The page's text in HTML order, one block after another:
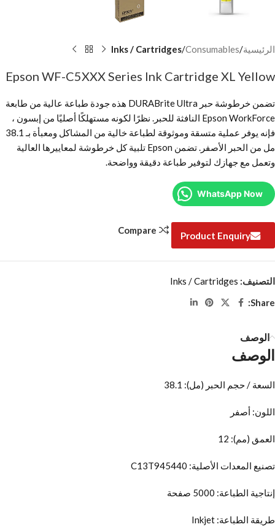
الرئيسية Consumables
Inks / Cartridges
Epson WF-C5XXX Series Ink Cartridge XL Yellow
تضمن خرطوشة حبر DURABrite Ultra هذه جودة طباعة عالية من طابعة
Epson WorkForce النافثة للحبر. نظرًا لكونه مستهلكًا أصليًا من إبسون ،
فإنه يوفر عملية متسقة وموثوقة لطباعة خالية من المشاكل ومعبأة بـ 38.1
مل من الحبر الأصفر. تضمن Epson تلبية كل خرطوشة لمعاييرها العالية
وتعمل مع جهازك لتوفير طباعة دقيقة وواضحة.
WhatsApp Now
Product Enquiry
Compare
التصنيف: Inks / Cartridges
Share:
الوصف
الوصف
السعة / حجم الحبر (مل): 38.1
اللون: أصفر
العمق (مم): 12
تصنيع المعدات الأصلية: C13T945440
إنتاجية الطباعة: 5000 صفحة
طريقة الطباعة: Inkjet